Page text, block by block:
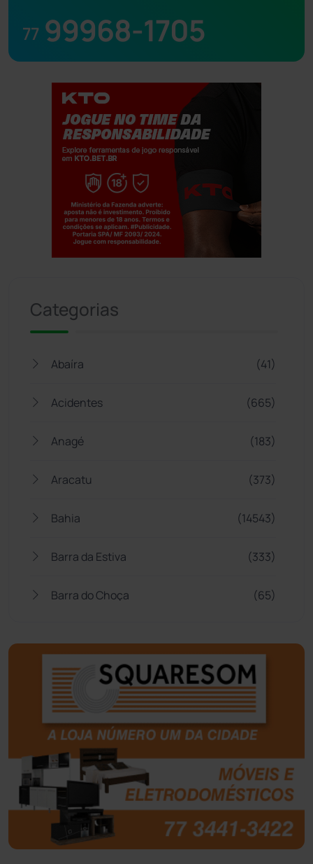
77 99968-1705
Categorias
Abaíra (41)
Acidentes (665)
Anagé (183)
Aracatu (373)
Bahia (14543)
Barra da Estiva (333)
Barra do Choça (65)
Bom Jesus da Lapa (505)
Boquira (152)
Botuporã
Brasil (7679)
Brumado (31951)